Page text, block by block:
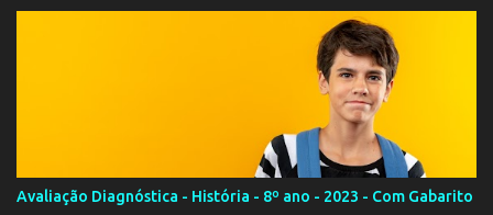
Avaliação Diagnóstica - História - 8º ano - 2023 - Com Gabarito